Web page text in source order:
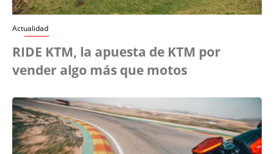
Actualidad
RIDE KTM, la apuesta de KTM por
vender algo más que motos